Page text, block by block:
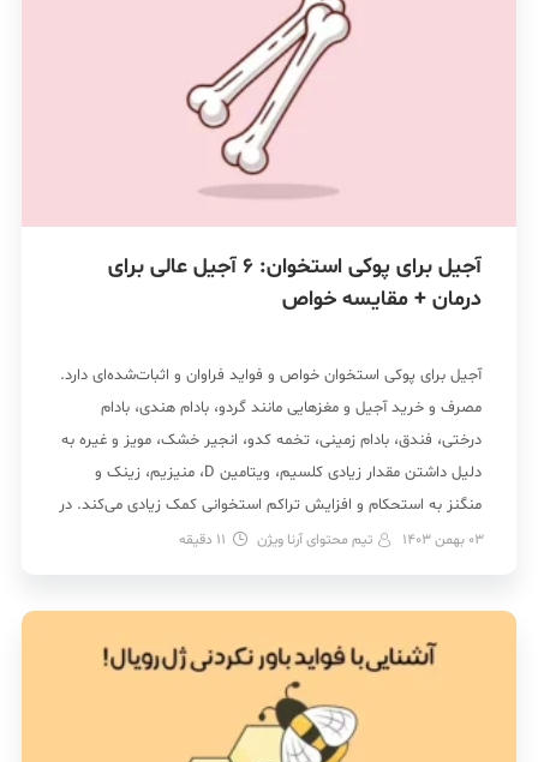
آجیل برای پوکی استخوان: 6 آجیل عالی برای
درمان + مقایسه خواص
آجیل برای پوکی استخوان خواص و فواید فراوان و اثبا‌ت‌شده‌ای دارد.
مصرف و خرید آجیل و مغزهایی مانند گردو، بادام هندی، بادام
درختی، فندق، بادام زمینی، تخمه کدو، انجیر خشک، مویز و غیره به
دلیل داشتن مقدار زیادی کلسیم، ویتامین D، منیزیم، زینک و
منگنز به استحکام و افزایش تراکم استخوانی کمک زیادی می‌کند. در
[…]
03 بهمن 1403 تیم محتوای آرنا ویژن 11 دقیقه